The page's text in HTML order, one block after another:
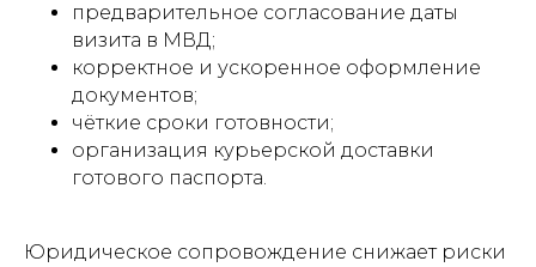
предварительное согласование даты
визита в МВД;
корректное и ускоренное оформление
документов;
чёткие сроки готовности;
организация курьерской доставки
готового паспорта.
Юридическое сопровождение снижает риски